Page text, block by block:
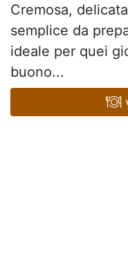
Cremosa,
semplice da
ideale per quei
buono...